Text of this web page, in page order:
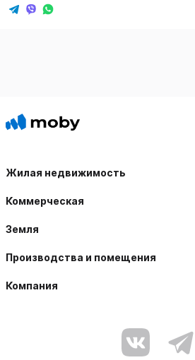
Жилая недвижимость
Коммерческая
Земля
Производства и помещения
Компания